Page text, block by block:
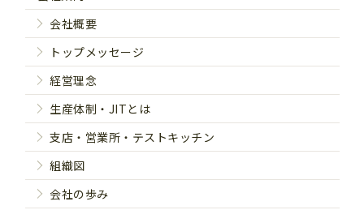
会社概要
トップメッセージ
経営理念
生産体制・JITとは
支店・営業所・テストキッチン
組織図
会社の歩み